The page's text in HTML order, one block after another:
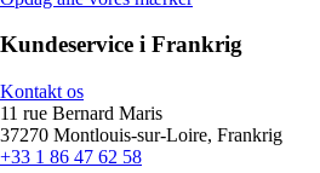
Kundeservice i Frankrig
Kontakt os
11 rue Bernard Maris
37270 Montlouis-sur-Loire, Frankrig
+33 1 86 47 62 58